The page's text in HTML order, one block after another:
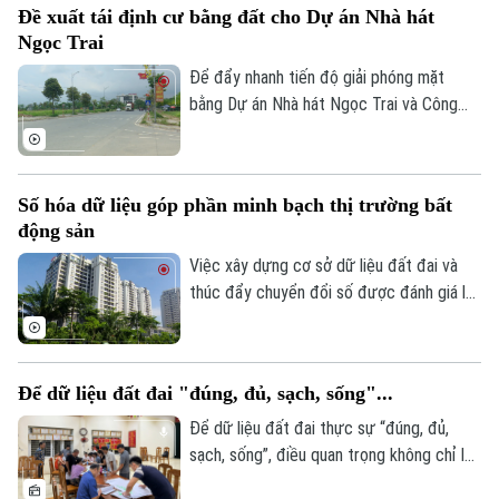
nhiều hạng mục của công trình đã xuống
sinh hoạt của cư dân.
Đề xuất tái định cư bằng đất cho Dự án Nhà hát
Ngọc Trai
Để đẩy nhanh tiến độ giải phóng mặt
bằng Dự án Nhà hát Ngọc Trai và Công
bố trí tái định cư bằng đất tại khu Thư
gỡ những vướng mắc trong công tác bồi
thường, hỗ trợ và tái định cư.
Số hóa dữ liệu góp phần minh bạch thị trường bất
động sản
Việc xây dựng cơ sở dữ liệu đất đai và
thúc đẩy chuyển đổi số được đánh giá là
cần được kết nối, cập nhật và chia sẻ
đồng bộ.
Để dữ liệu đất đai "đúng, đủ, sạch, sống"...
Để dữ liệu đất đai thực sự “đúng, đủ,
sạch, sống”, điều quan trọng không chỉ là